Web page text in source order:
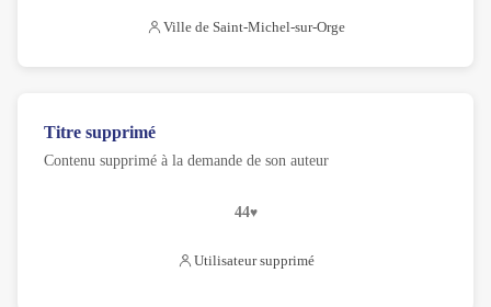
Ville de Saint-Michel-sur-Orge
Titre supprimé
Contenu supprimé à la demande de son auteur
44
Utilisateur supprimé